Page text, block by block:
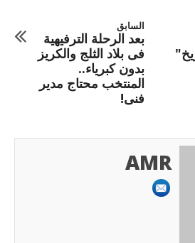
السابق
بعد الرحلة الترفيهية
فى بلاد الثلج والكريز
بدون كبرياء..
المنتخب محتاج مدير
فنى!
AMR